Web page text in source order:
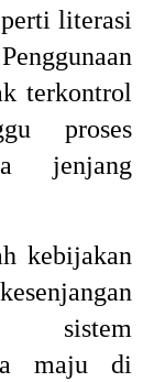
literasi
terkontrol
proses
jenjang
kebijakan
sistem
maju di